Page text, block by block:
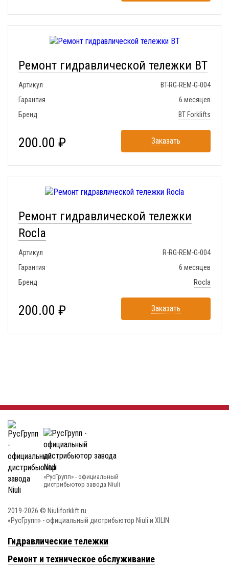
Ремонт гидравлической тележки BT
Артикул
BT-RG-REM-G-004
Гарантия
6 месяцев
Бренд
BT Forklifts
200.00 ₽ Заказать
Ремонт гидравлической тележки
Rocla
Артикул
R-RG-REM-G-004
Гарантия
6 месяцев
Бренд
Rocla
200.00 ₽ Заказать
«РусГрупп» - официальный
диcтрибьютор завода Niuli
2019-2026 © Niuliforklift.ru
«РусГрупп» - официальный диcтрибьютор Niuli и XILIN
Гидравлические тележки
Ремонт и техническое обслуживание